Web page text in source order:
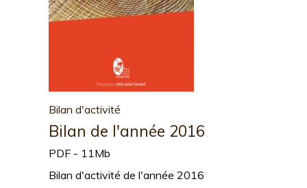
Bilan d'activité
Bilan de l'année 2016
PDF - 11Mb
Bilan d'activité de l'année 2016